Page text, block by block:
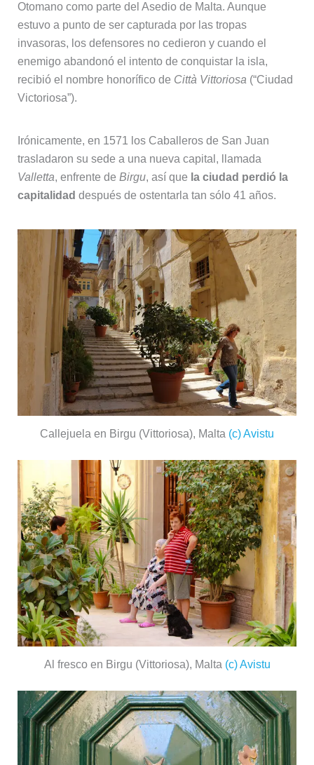
Otomano como parte del Asedio de Malta. Aunque
estuvo a punto de ser capturada por las tropas
invasoras, los defensores no cedieron y cuando el
enemigo abandonó el intento de conquistar la isla,
recibió el nombre honorífico de Città Vittoriosa (“Ciudad
Victoriosa”).
Irónicamente, en 1571 los Caballeros de San Juan
trasladaron su sede a una nueva capital, llamada
Valletta, enfrente de Birgu, así que la ciudad perdió la
capitalidad después de ostentarla tan sólo 41 años.
Callejuela en Birgu (Vittoriosa), Malta (c) Avistu
Al fresco en Birgu (Vittoriosa), Malta (c) Avistu